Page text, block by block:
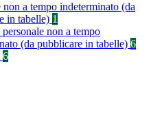
non a tempo indeterminato (da
in tabelle) 1
non a tempo
(da pubblicare in tabelle) 6
6